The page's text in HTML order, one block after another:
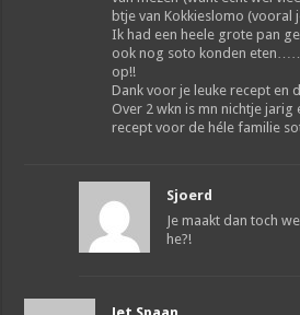
btje van Kokkieslomo (vooral
Ik had een heele grote pan
ook nog soto konden
op!!
Dank voor je leuke recept en
Over 2 wkn is mn nichtje jarig
recept voor de héle familie
Sjoerd
Je maakt dan toch
he?!